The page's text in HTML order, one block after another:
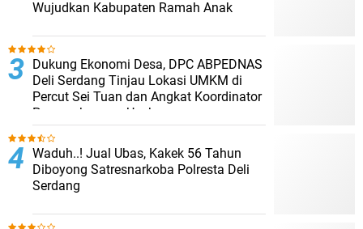
Wujudkan Kabupaten Ramah Anak
Dukung Ekonomi Desa, DPC ABPEDNAS
Deli Serdang Tinjau Lokasi UMKM di
Percut Sei Tuan dan Angkat Koordinator
Pengembangan Usaha
Waduh..! Jual Ubas, Kakek 56 Tahun
Diboyong Satresnarkoba Polresta Deli
Serdang